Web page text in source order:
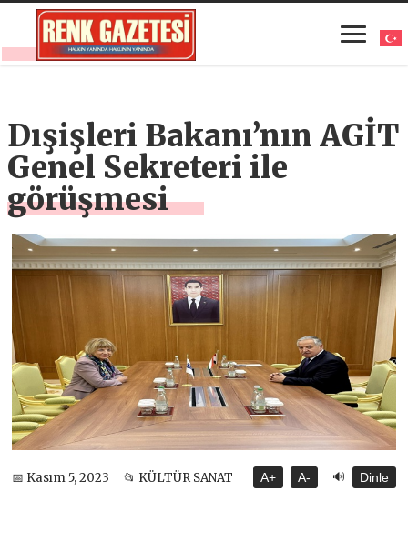
Dışişleri Bakanı’nın AGİT
Genel Sekreteri ile
görüşmesi
📅 Kasım 5, 2023 📂 KÜLTÜR SANAT A+ A- 🔊 Dinle